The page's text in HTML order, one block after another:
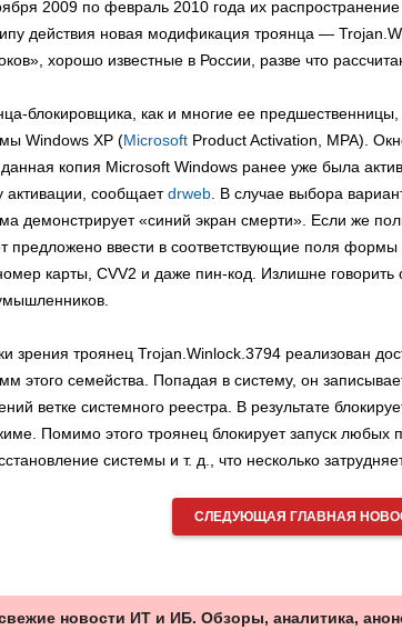
2009 по февраль 2010 года их
действия новая модификация троянца —
хорошо известные в России, разве что
блокировщика, как и многие ее
Windows XP (Microsoft Product Activation, MPA).
копия Microsoft Windows ранее уже была
активации, сообщаетdrweb . В случае выбора
демонстрирует «синий экран смерти». Если же
предложено ввести в соответствующие поля
карты, CVV2 и даже пин-код. Излишне
зрения троянец Trojan.Winlock.3794 реализован
этого семейства. Попадая в систему, он
ветке системного реестра. В результате
Помимо этого троянец блокирует запуск любых
системы и т. д., что несколько
СЛЕДУЮЩАЯ ГЛАВНАЯ
новости ИТ и ИБ. Обзоры, аналитика,